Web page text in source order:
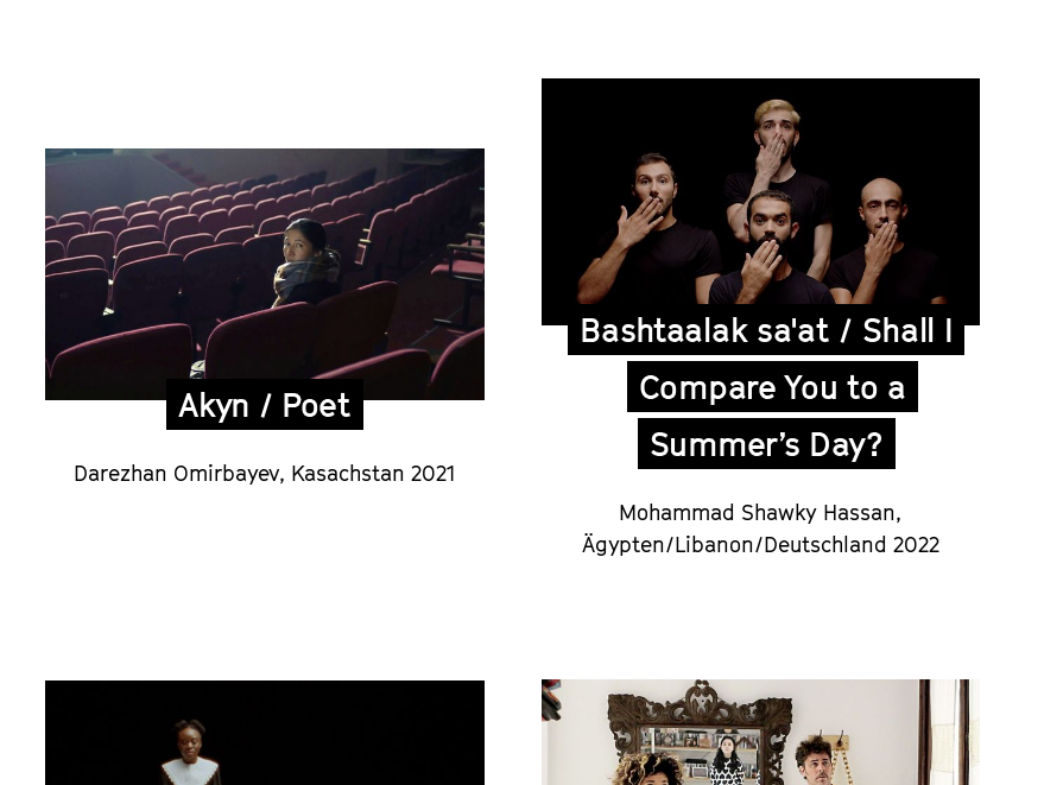
Akyn / Poet
Darezhan Omirbayev, Kasachstan 2021
Bashtaalak sa'at / Shall I
Compare You to a
Summer’s Day?
Mohammad Shawky Hassan,
Ägypten/Libanon/Deutschland 2022